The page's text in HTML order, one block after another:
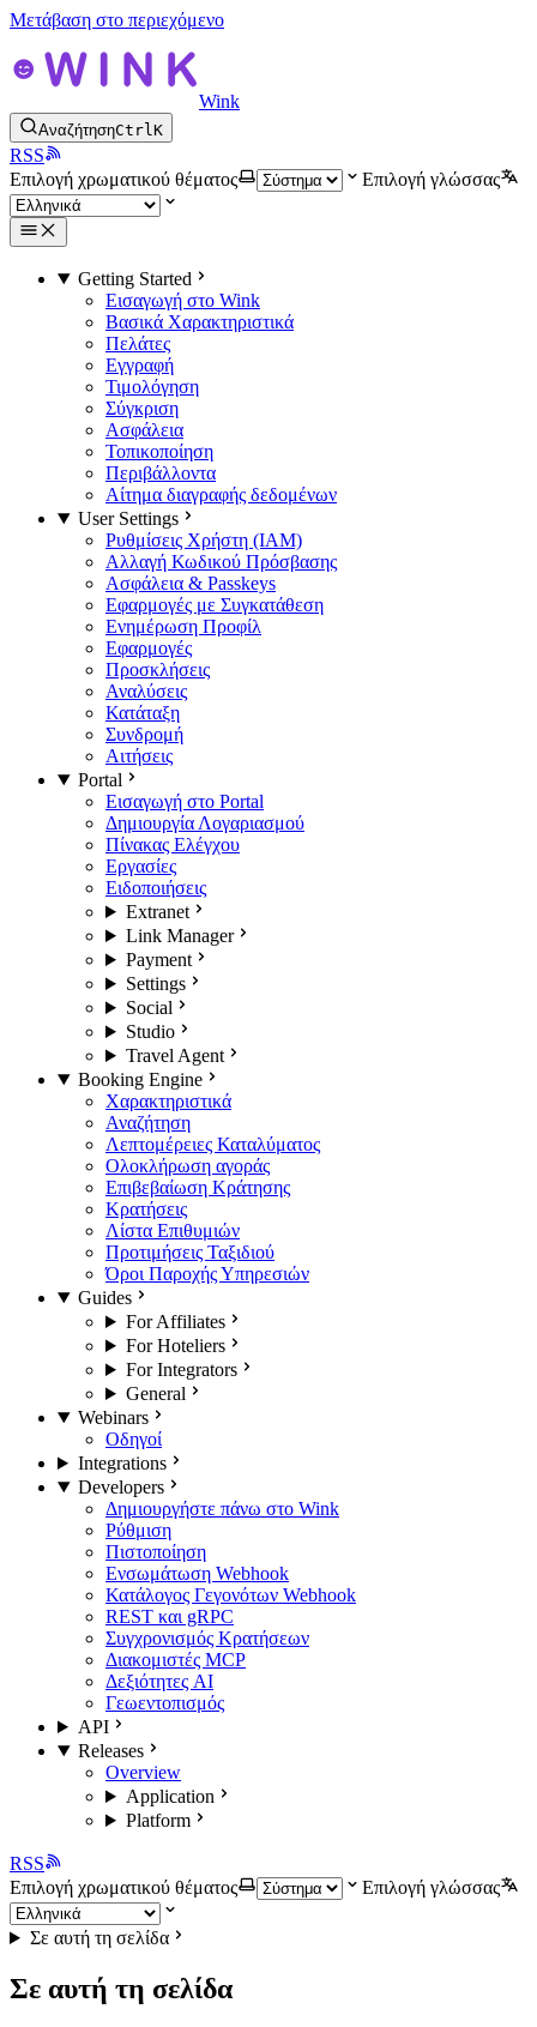
Μετάβαση στο περιεχόμενο
Wink
ΑναζήτησηCtrlK
RSS
Επιλογή χρωματικού θέματος
Επιλογή γλώσσας
Getting Started
Εισαγωγή στο Wink
Βασικά Χαρακτηριστικά
Πελάτες
Εγγραφή
Τιμολόγηση
Σύγκριση
Ασφάλεια
Τοπικοποίηση
Περιβάλλοντα
Αίτημα διαγραφής δεδομένων
User Settings
Ρυθμίσεις Χρήστη (IAM)
Αλλαγή Κωδικού Πρόσβασης
Ασφάλεια & Passkeys
Εφαρμογές με Συγκατάθεση
Ενημέρωση Προφίλ
Εφαρμογές
Προσκλήσεις
Αναλύσεις
Κατάταξη
Συνδρομή
Αιτήσεις
Portal
Εισαγωγή στο Portal
Δημιουργία Λογαριασμού
Πίνακας Ελέγχου
Εργασίες
Ειδοποιήσεις
Extranet
Link Manager
Payment
Settings
Social
Studio
Travel Agent
Booking Engine
Χαρακτηριστικά
Αναζήτηση
Λεπτομέρειες Καταλύματος
Ολοκλήρωση αγοράς
Επιβεβαίωση Κράτησης
Κρατήσεις
Λίστα Επιθυμιών
Προτιμήσεις Ταξιδιού
Όροι Παροχής Υπηρεσιών
Guides
For Affiliates
For Hoteliers
For Integrators
General
Webinars
Οδηγοί
Integrations
Developers
Δημιουργήστε πάνω στο Wink
Ρύθμιση
Πιστοποίηση
Ενσωμάτωση Webhook
Κατάλογος Γεγονότων Webhook
REST και gRPC
Συγχρονισμός Κρατήσεων
Διακομιστές MCP
Δεξιότητες AI
Γεωεντοπισμός
API
Releases
Overview
Application
Platform
RSS
Επιλογή χρωματικού θέματος
Επιλογή γλώσσας
Σε αυτή τη σελίδα
Σε αυτή τη σελίδα